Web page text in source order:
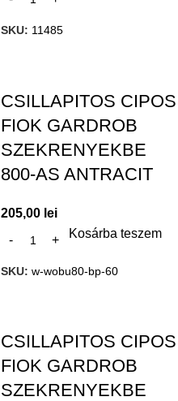
SKU: 11485
CSILLAPITOS CIPOS
FIOK GARDROB
SZEKRENYEKBE
800-AS ANTRACIT
205,00 lei
Kosárba teszem
SKU: w-wobu80-bp-60
CSILLAPITOS CIPOS
FIOK GARDROB
SZEKRENYEKBE